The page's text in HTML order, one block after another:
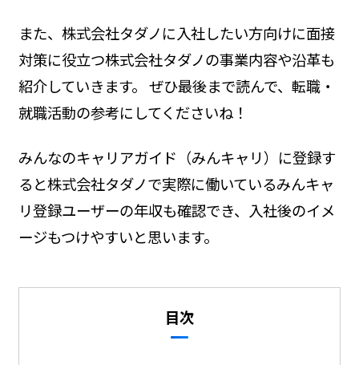
また、株式会社タダノに入社したい方向けに面接
対策に役立つ株式会社タダノの事業内容や沿革も
紹介していきます。 ぜひ最後まで読んで、転職・
就職活動の参考にしてくださいね！
みんなのキャリアガイド（みんキャリ）に登録す
ると株式会社タダノで実際に働いているみんキャ
リ登録ユーザーの年収も確認でき、入社後のイメ
ージもつけやすいと思います。
目次